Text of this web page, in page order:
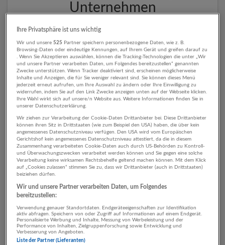
Unternehmen
Apleona Infra Services GmbH
Oberhausen
Deutschland
Sonstige Dienstleistungen | Beherbergung und Gastronomie |
Gesundheitswesen
Ihre Privatsphäre ist uns wichtig
Wir und unsere525 Partner speichern personenbezogene Daten, wie z. B.
Browsing-Daten oder eindeutige Kennungen, auf Ihrem Gerät und greifen darauf zu
. Wenn Sie Akzeptieren auswählen, können die Tracking-Technologien die unter „Wir
und unsere Partner verarbeiten Daten, um Folgendes bereitzustellen“ genannten
Zwecke unterstützen. Wenn Tracker deaktiviert sind, erscheinen möglicherweise
Inhalte und Anzeigen, die für Sie weniger relevant sind. Sie können dieses Menü
jederzeit erneut aufrufen, um Ihre Auswahl zu ändern oder Ihre Einwilligung zu
widerrufen, indem Sie auf den Link Zwecke anzeigen unten auf der Webseite klicken.
Ihre Wahl wirkt sich auf unsere/n Website aus. Weitere Informationen finden Sie in
unserer Datenschutzerklärung.
Wir ziehen zur Verarbeitung der Cookie-Daten Drittanbieter bei. Diese Drittanbieter
können ihren Sitz in Drittstaaten (wie zum Beispiel den USA) haben, die über kein
angemessenes Datenschutzniveau verfügen. Den USA wird vom Europäischen
Gerichtshof kein angemessenes Datenschutzniveau attestiert, da die in diesem
Zusammenhang verarbeiteten Cookie-Daten auch durch US-Behörden zu Kontroll-
und Überwachungszwecken verarbeitet werden können und Sie gegen eine solche
Verarbeitung keine wirksamen Rechtsbehelfe geltend machen können. Mit dem Klick
auf „Cookies zulassen“ stimmen Sie zu, dass wir Drittanbieter (auch in Drittstaaten)
beiziehen dürfen.
Wir und unsere Partner verarbeiten Daten, um Folgendes
bereitzustellen:
Verwendung genauer Standortdaten. Endgeräteeigenschaften zur Identifikation
aktiv abfragen. Speichern von oder Zugriff auf Informationen auf einem Endgerät.
Personalisierte Werbung und Inhalte, Messung von Werbeleistung und der
Performance von Inhalten, Zielgruppenforschung sowie Entwicklung und
Verbesserung von Angeboten.
Liste der Partner (Lieferanten)